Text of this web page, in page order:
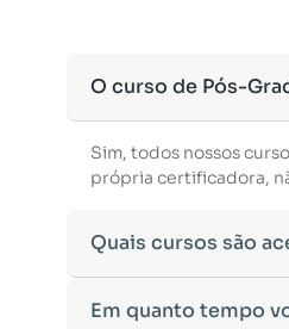
O curso de Pós-
Sim, todos nossos
própria certificadora,
Quais cursos são
Para ingressar em um
Em quanto tempo